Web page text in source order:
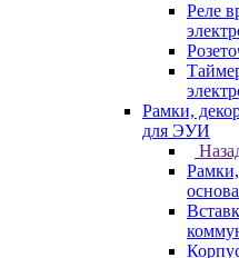
Реле
Рамки,
для ЭУИ